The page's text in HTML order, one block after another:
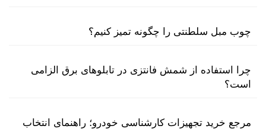
چوب مبل سلطنتی را چگونه تمیز کنیم؟
چرا استفاده از شمش فانتزی در تابلوهای برق الزامی
است؟
مرجع خرید تجهیزات کارشناسی خودرو؛ راهنمای انتخاب